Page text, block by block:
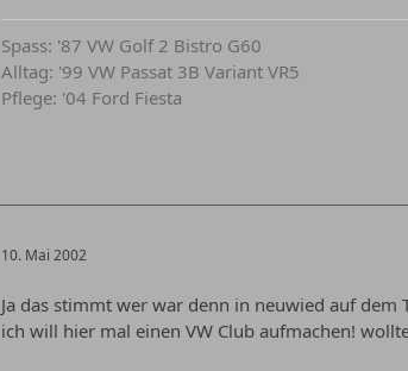
Spass: '87 VW Golf 2 Bistro G60
Alltag: '99 VW Passat 3B Variant VR5
Pflege: '04 Ford Fiesta
10. Mai 2002
Ja das stimmt wer war denn in neuwied auf dem
ich will hier mal einen VW Club aufmachen!